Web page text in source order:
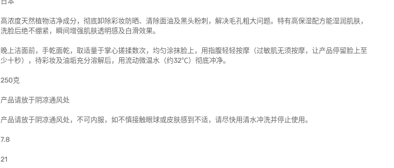
高浓度天然植物洁净成分，彻底卸除彩妆防晒、清除面油及黑头粉刺，解决毛孔粗大问题。特有高保湿配方能湿润肌肤，
洗脸后绝不绷紧，瞬间增强肌肤透明感及白滑效果。
晚上洁面前，手乾面乾，取适量于掌心搓揉数次，均匀涂抹脸上，用指腹轻轻按摩（过敏肌无须按摩，让产品停留脸上至
少十秒），待彩妆及油垢充分溶解后，用流动微温水（约32℃）彻底冲净。
250克
产品请放于阴凉通风处
产品请放于阴凉通风处，不可内服，如不慎接触眼球或皮肤感到不适，请尽快用清水冲洗并停止使用。
7.8
21